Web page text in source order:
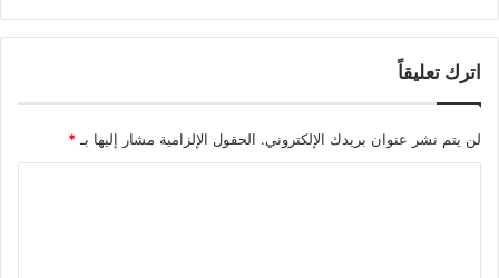
اترك تعليقاً
لن يتم نشر عنوان بريدك الإلكتروني. الحقول الإلزامية مشار إليها بـ *